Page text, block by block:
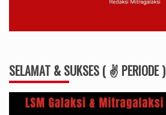
SELAMAT & SUKSES ( ✌ PERIODE )